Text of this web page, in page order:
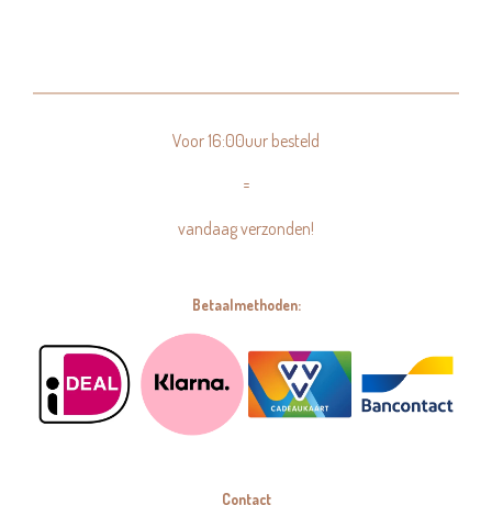
Voor 16:00uur besteld
=
vandaag verzonden!
Betaalmethoden:
Contact